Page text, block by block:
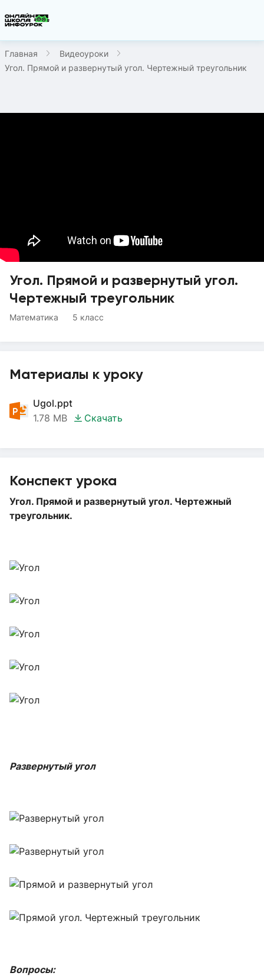
Главная
Видеоуроки
Угол. Прямой и развернутый угол. Чертежный треугольник
Угол. Прямой и развернутый угол.
Чертежный треугольник
Математика 5 класс
Материалы к уроку
Ugol.ppt
1.78 MB
Скачать
Конспект урока
Угол. Прямой и развернутый угол. Чертежный
треугольник.
Развернутый угол
Вопросы: